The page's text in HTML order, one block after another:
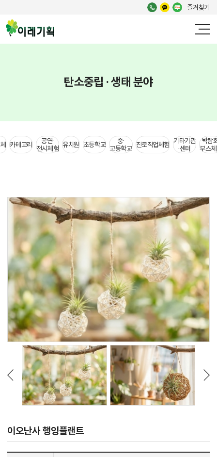
즐겨찾기
탄소중립 · 생태 분야
카테고리
공연·
전시체험 유치원 초등학교
중·
고등학교 진로직업체험 기타기관
·센터
박람
부스
이오난사 행잉플랜트